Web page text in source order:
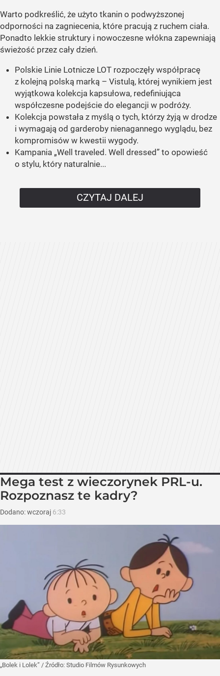
Warto podkreślić, że użyto tkanin o podwyższonej
odporności na zagniecenia, które pracują z ruchem ciała.
Ponadto lekkie struktury i nowoczesne włókna zapewniają
świeżość przez cały dzień.
Polskie Linie Lotnicze LOT rozpoczęły współpracę
z kolejną polską marką – Vistulą, której wynikiem jest
wyjątkowa kolekcja kapsułowa, redefiniująca
współczesne podejście do elegancji w podróży.
Kolekcja powstała z myślą o tych, którzy żyją w drodze
i wymagają od garderoby nienagannego wyglądu, bez
kompromisów w kwestii wygody.
Kampania „Well traveled. Well dressed” to opowieść
o stylu, który naturalnie...
CZYTAJ DALEJ
Mega test z wieczorynek PRL-u.
Rozpoznasz te kadry?
Dodano:wczoraj 6:33
„Bolek i Lolek” / Źródło: Studio Filmów Rysunkowych